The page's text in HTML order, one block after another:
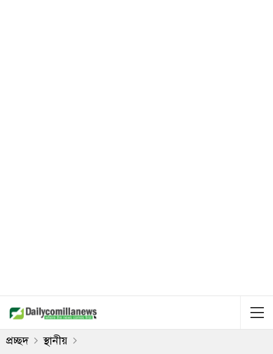
প্রচ্ছদ স্থানীয়